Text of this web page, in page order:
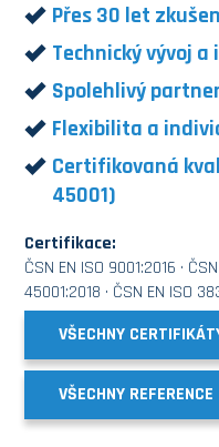
Přes 30 let
Technický vývoj a
Spolehlivý
Flexibilita a
Certifikovaná
45001)
Certifikace:
ČSN EN ISO 9001:2016 ·
45001:2018 · ČSN EN ISO
VŠECHNY
VŠECHNY REFERENCE